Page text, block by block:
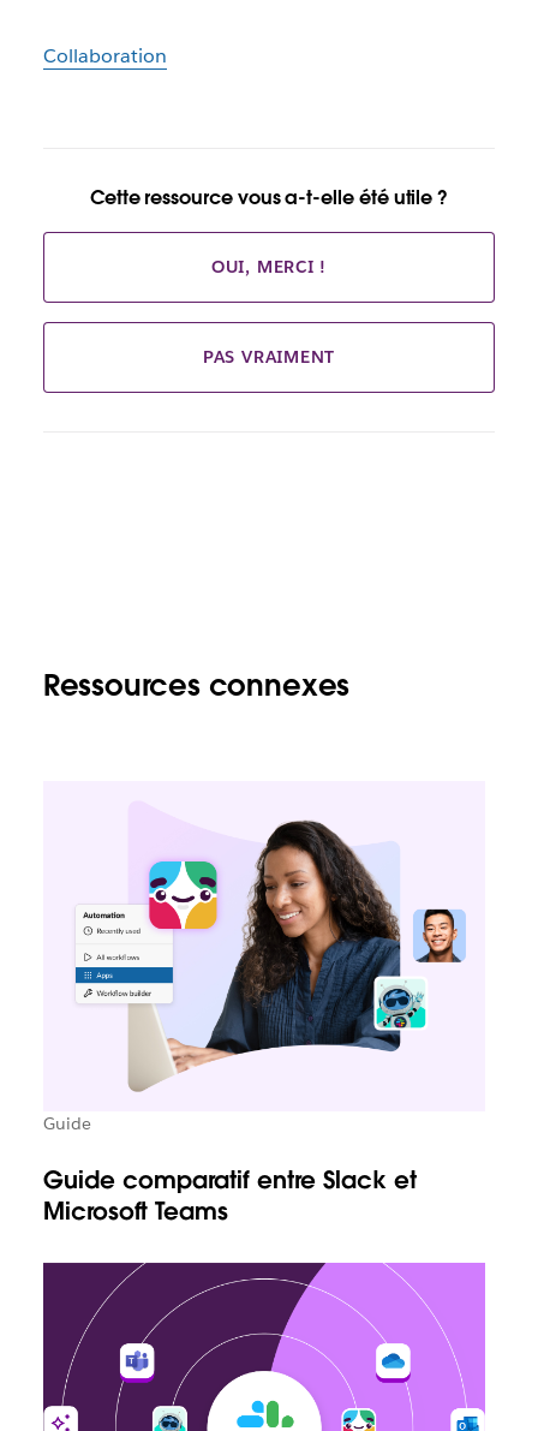
Collaboration
Cette ressource vous a-t-elle été utile ?
OUI, MERCI !
PAS VRAIMENT
Ressources connexes
Guide
Guide comparatif entre Slack et
Microsoft Teams